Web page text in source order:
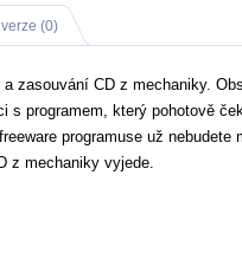
(0)
zasouvání CD z mechaniky.
s programem, který pohotově
programuse už nebudete
z mechaniky vyjede.